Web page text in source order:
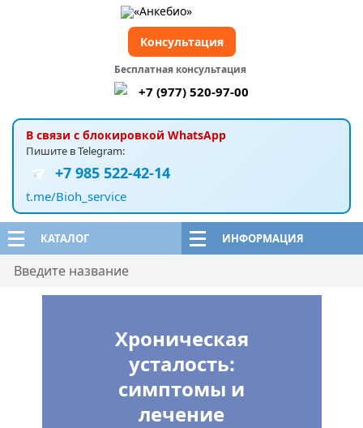
КАТАЛОГ ИНФОРМАЦИЯ
В связи с блокировкой WhatsApp
Пишите в Telegram:
+7 985 522-42-14
t.me/Bioh_service
Бесплатная консультация
+7 (977) 520-97-00
Консультация
Хроническая
усталость:
симптомы и
лечение